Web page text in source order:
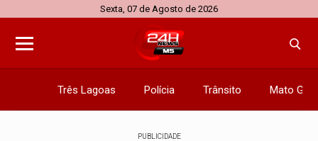
Sexta, 07 de Agosto de 2026
Três Lagoas Polícia Trânsito Mato
PUBLICIDADE